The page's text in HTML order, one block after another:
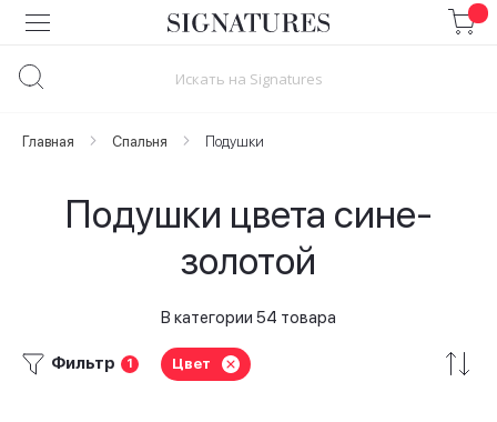
Skip
to
Главная Спальня Подушки
Подушки цвета сине-
золотой
В категории 54 товара
Фильтр 1 Цвет